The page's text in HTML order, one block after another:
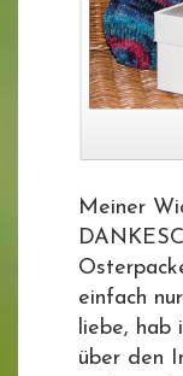
Meiner
einfach
liebe, hab
über den